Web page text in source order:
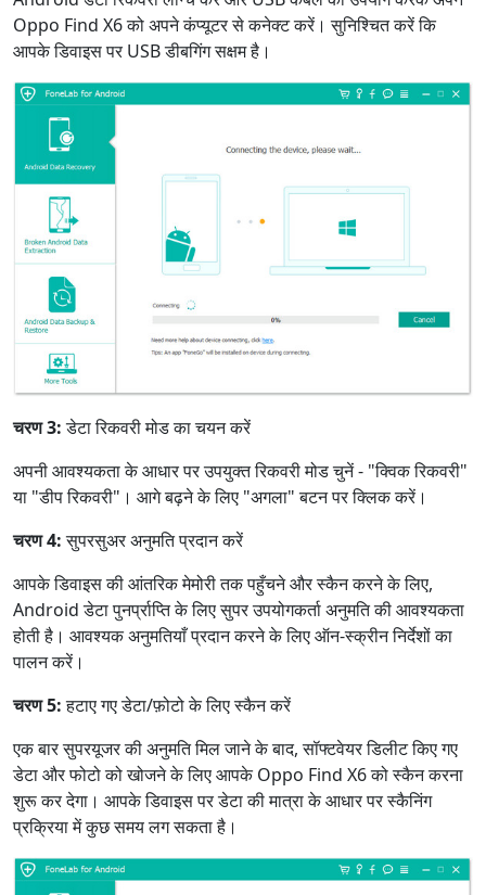
Oppo Find X6 को अपने कंप्यूटर से कनेक्ट करें। सुनिश्चित करें कि
आपके डिवाइस पर USB डीबगिंग सक्षम है।
चरण 3:डेटा रिकवरी मोड का चयन करें
अपनी आवश्यकता के आधार पर उपयुक्त रिकवरी मोड चुनें - "क्विक रिकवरी"
या "डीप रिकवरी"। आगे बढ़ने के लिए "अगला" बटन पर क्लिक करें।
चरण 4:सुपरसुअर अनुमति प्रदान करें
आपके डिवाइस की आंतरिक मेमोरी तक पहुँचने और स्कैन करने के लिए,
Android डेटा पुनर्प्राप्ति के लिए सुपर उपयोगकर्ता अनुमति की आवश्यकता
होती है। आवश्यक अनुमतियाँ प्रदान करने के लिए ऑन-स्क्रीन निर्देशों का
पालन करें।
चरण 5:हटाए गए डेटा/फ़ोटो के लिए स्कैन करें
एक बार सुपरयूजर की अनुमति मिल जाने के बाद, सॉफ्टवेयर डिलीट किए गए
डेटा और फोटो को खोजने के लिए आपके Oppo Find X6 को स्कैन करना
शुरू कर देगा। आपके डिवाइस पर डेटा की मात्रा के आधार पर स्कैनिंग
प्रक्रिया में कुछ समय लग सकता है।